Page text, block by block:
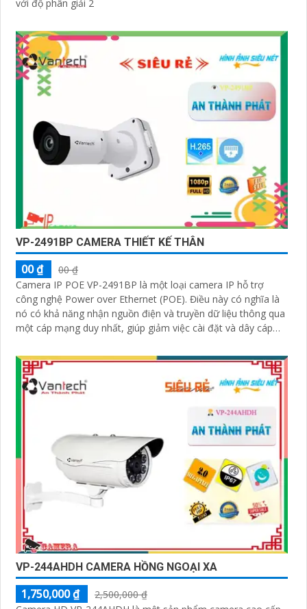
với độ phân giải 2
VP-2491BP CAMERA THIẾT KẾ THÂN
00 ₫
00 ₫
Camera IP POE VP-2491BP là một loại camera IP hỗ trợ
công nghệ Power over Ethernet (POE). Điều này có nghĩa là
nó có khả năng nhận nguồn điện và truyền dữ liệu thông qua
một cáp mạng duy nhất, giúp giảm việc cài đặt và dây cáp
VP-244AHDH CAMERA HỒNG NGOẠI XA
1,750,000 ₫
2,500,000 ₫